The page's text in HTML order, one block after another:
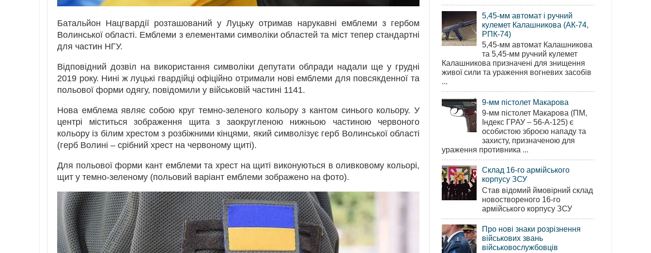
Батальйон Нацгвардії розташований у Луцьку отримав нарукавні емблеми з гербом
Волинської області. Емблеми з елементами символіки областей та міст тепер стандартні
для частин НГУ.
Відповідний дозвіл на використання символіки депутати облради надали ще у грудні
2019 року. Нині ж луцькі гвардійці офіційно отримали нові емблеми для повсякденної та
польової форми одягу, повідомили у військовій частині 1141.
Нова емблема являє собою круг темно-зеленого кольору з кантом синього кольору. У
центрі міститься зображення щита з заокругленою нижньою частиною червоного
кольору із білим хрестом з розбіжними кінцями, який символізує герб Волинської області
(герб Волині – срібний хрест на червоному щиті).
Для польової форми кант емблеми та хрест на щиті виконуються в оливковому кольорі,
щит у темно-зеленому (польовий варіант емблеми зображено на фото).
5,45-мм автомат і ручний
кулемет Калашникова (АК-74,
РПК-74)
5,45-мм автомат Калашникова
та 5,45-мм ручний кулемет
Калашникова призначені для знищення
живої сили та ураження вогневих засобів
...
9-мм пістолет Макарова
9-мм пістолет Макарова (ПМ,
Індекс ГРАУ – 56-А-125) є
особистою зброєю нападу та
захисту, призначеною для
ураження противника ...
Склад 16-го армійського
корпусу ЗСУ
Став відомий ймовірний склад
новоствореного 16-го
армійського корпусу ЗСУ
Про нові знаки розрізнення
військових звань
військовослужбовців